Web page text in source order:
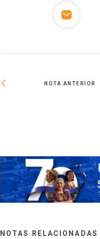
NOTA ANTERIOR
NOTAS RELACIONADAS